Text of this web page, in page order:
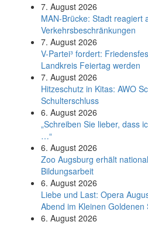
7. August 2026
MAN-Brücke: Stadt reagiert
Verkehrsbeschränkungen
7. August 2026
V-Partei­³ fordert:
Land­kreis Feier­tag werden
7. August 2026
Hitzeschutz in Kitas: AWO
Schulterschluss
6. August 2026
„Schreiben Sie lieber, dass
…“
6. August 2026
Zoo Augsburg erhält
Bildungsarbeit
6. August 2026
Liebe und Last: Opera
Abend im Kleinen Goldenen
6. August 2026